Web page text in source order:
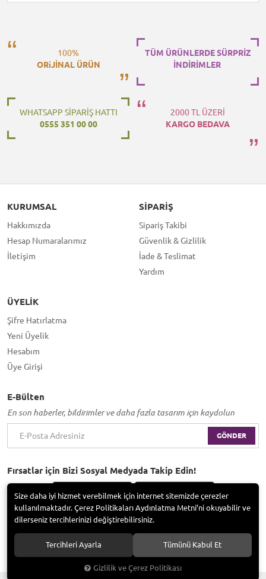
100%
ORiJİNAL ÜRÜN
TÜM ÜRÜNLERDE SÜRPRİZ
İNDİRİMLER
WHATSAPP SİPARİŞ HATTI
0555 351 00 00
2000 TL ÜZERİ
KARGO BEDAVA
KURUMSAL
Hakkımızda
Hesap Numaralarımız
İletişim
SIPARIŞ
Sipariş Takibi
Güvenlik & Gizlilik
İade & Teslimat
Yardım
ÜYELIK
Şifre Hatırlatma
Yeni Üyelik
Hesabım
Üye Girişi
E-Bülten
En son haberler, bildirimler ve daha fazla tasarım için kaydolun
GÖNDER
Fırsatlar için Bizi Sosyal Medyada Takip Edin!
Bayramoğlu Group / Adem Tufan Kocabaş. Tüm hakları saklıdır.
Size daha iyi hizmet verebilmek için internet sitemizde çerezler
kullanılmaktadır. Çerez Politikaları Aydınlatma Metni’ni okuyabilir ve
dilerseniz tercihlerinizi değiştirebilirsiniz.
Tercihleri Ayarla Tümünü Kabul Et
Gizlilik ve Çerez Politikası